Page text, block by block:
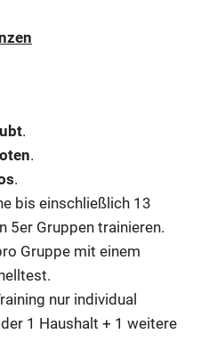
.
.
.
bis einschließlich 13
5er Gruppen trainieren.
Gruppe mit einem
nur individual
1 Haushalt + 1 weitere